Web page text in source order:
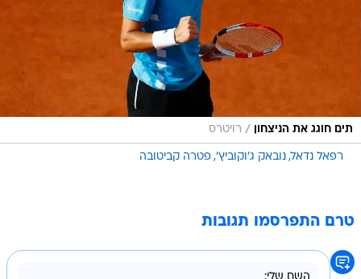
תים חוגג את הניצחון / רויטרס
רפאל נדאל נובאק ג'וקוביץ' פטרה קביטובה
טרם התפרסמו תגובות